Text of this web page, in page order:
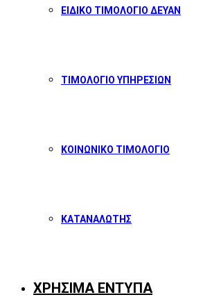
ΕΙΔΙΚΟ ΤΙΜΟΛΟΓΙΟ ΔΕΥΑΝ
ΤΙΜΟΛΟΓΙΟ ΥΠΗΡΕΣΙΩΝ
ΚΟΙΝΩΝΙΚΟ ΤΙΜΟΛΟΓΙΟ
ΚΑΤΑΝΑΛΩΤΗΣ
ΧΡΗΣΙΜΑ ΕΝΤΥΠΑ